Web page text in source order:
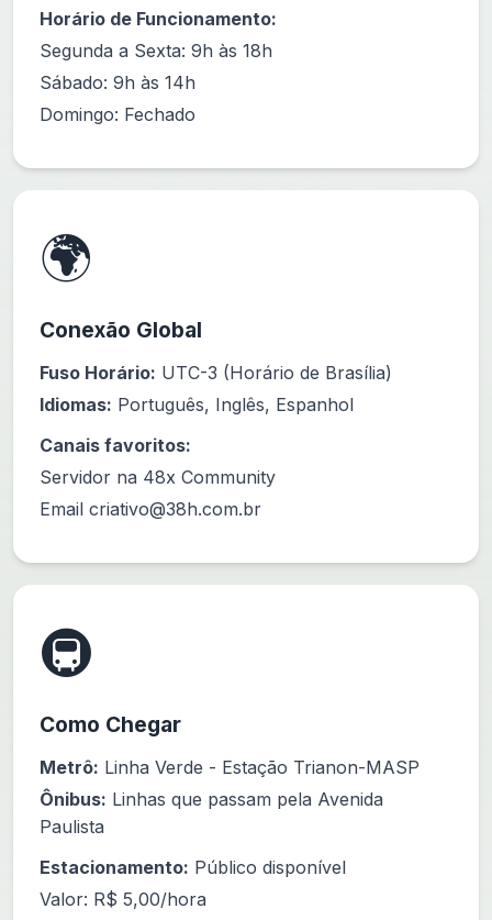
Horário de Funcionamento:
Segunda a Sexta: 9h às 18h
Sábado: 9h às 14h
Domingo: Fechado
🌍
Conexão Global
Fuso Horário: UTC-3 (Horário de Brasília)
Idiomas: Português, Inglês, Espanhol
Canais favoritos:
Servidor na 48x Community
Email criativo@38h.com.br
🚇
Como Chegar
Metrô: Linha Verde - Estação Trianon-MASP
Ônibus: Linhas que passam pela Avenida
Paulista
Estacionamento: Público disponível
Valor: R$ 5,00/hora